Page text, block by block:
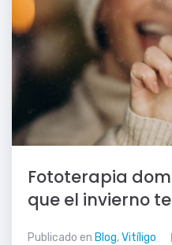
Fototerapia
que el invierno
Publicado en Blog,Vitíligo